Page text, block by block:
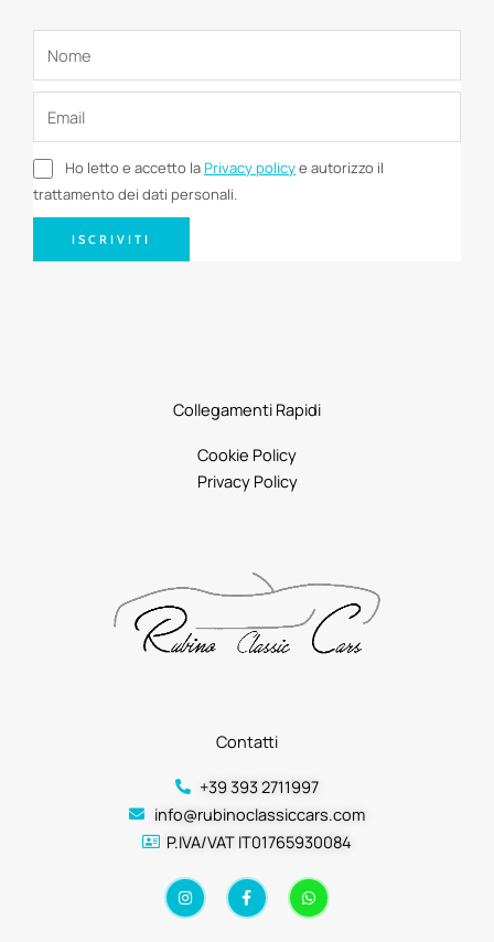
Ho letto e accetto laPrivacy policye autorizzo il
trattamento dei dati personali.
ISCRIVITI
Contatti
+39 393 2711997
info@rubinoclassiccars.com
P.IVA/VAT IT01765930084
I
n
s
F
a
c
W
h
a
Collegamenti Rapidi
Cookie Policy
Privacy Policy